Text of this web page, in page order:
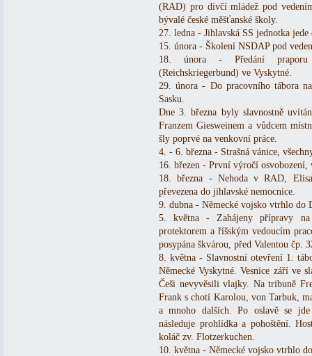
(RAD) pro dívčí mládež pod
bývalé české měšťanské školy.
27. ledna - Jihlavská SS jednotka
15. února - Školení NSDAP pod
18. února - Předání praporu
(Reichskriegerbund) ve Vyskytné.
29. února - Do pracovního tábora
Sasku.
Dne 3. března byly slavnostně
Franzem Giesweinem a vůdcem
šly poprvé na venkovní práce.
4. - 6. března - Strašná vánice,
16. březen - První výročí osvobození,
18. března - Nehoda v RAD,
převezena do jihlavské nemocnice.
9. dubna - Německé vojsko vtrhlo do
5. května - Zahájeny přípravy
protektorem a říšským vedoucím
posypána škvárou, před Valentou čp.
8. května - Slavnostní otevření 1.
Německé Vyskytné. Vesnice září ve
Češi nevyvěsili vlajky. Na tribuně
Frank s chotí Karolou, von Tarbuk,
a mnoho dalších. Po oslavě se
následuje prohlídka a pohoštění.
koláč zv. Flotzerkuchen.
10. května - Německé vojsko vtrhlo